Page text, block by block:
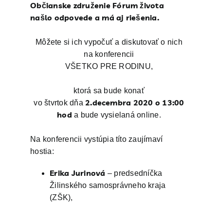
Občianske združenie Fórum života
našlo odpovede a má aj riešenia.
Môžete si ich vypočuť a diskutovať o nich
na konferencii
VŠETKO PRE RODINU,
ktorá sa bude konať
vo štvrtok dňa2.decembra 2020 o 13:00
hod a bude vysielaná online.
Na konferencii vystúpia títo zaujímaví
hostia:
Erika Jurinová – predsedníčka
Žilinského samosprávneho kraja
(ZŠK),